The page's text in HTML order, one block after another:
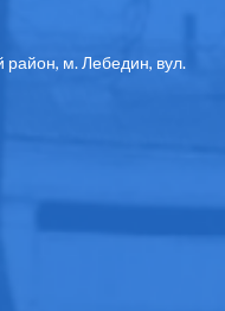
район, м. Лебедин, вул.